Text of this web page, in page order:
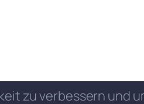
zu verbessern und